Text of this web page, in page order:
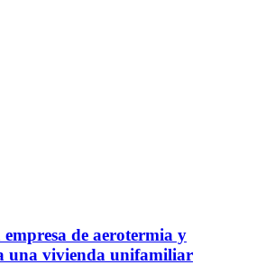
de aerotermia y
una vivienda unifamiliar